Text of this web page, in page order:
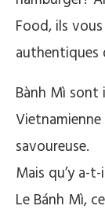
Food, ils
authentiques
Bành Mì sont
savoureuse.
Mais qu’y a-
Le Bánh Mì,